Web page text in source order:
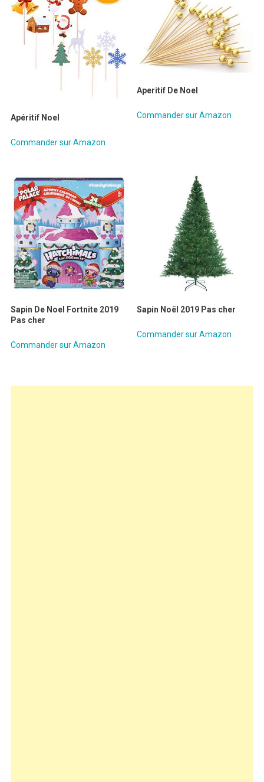
Apéritif Noel
Commander sur Amazon
Aperitif De Noel
Commander sur Amazon
Sapin De Noel Fortnite 2019
Pas cher
Commander sur Amazon
Sapin Noël 2019 Pas cher
Commander sur Amazon